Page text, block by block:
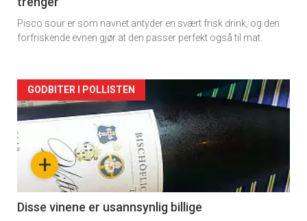
Pisco sour er som navnet antyder en svært frisk drink, og den
forfriskende evnen gjør at den passer perfekt også til mat.
Forsiden
akkurat
nå
3
+
GODBITER I POLLISTEN
Disse vinene er usannsynlig billige